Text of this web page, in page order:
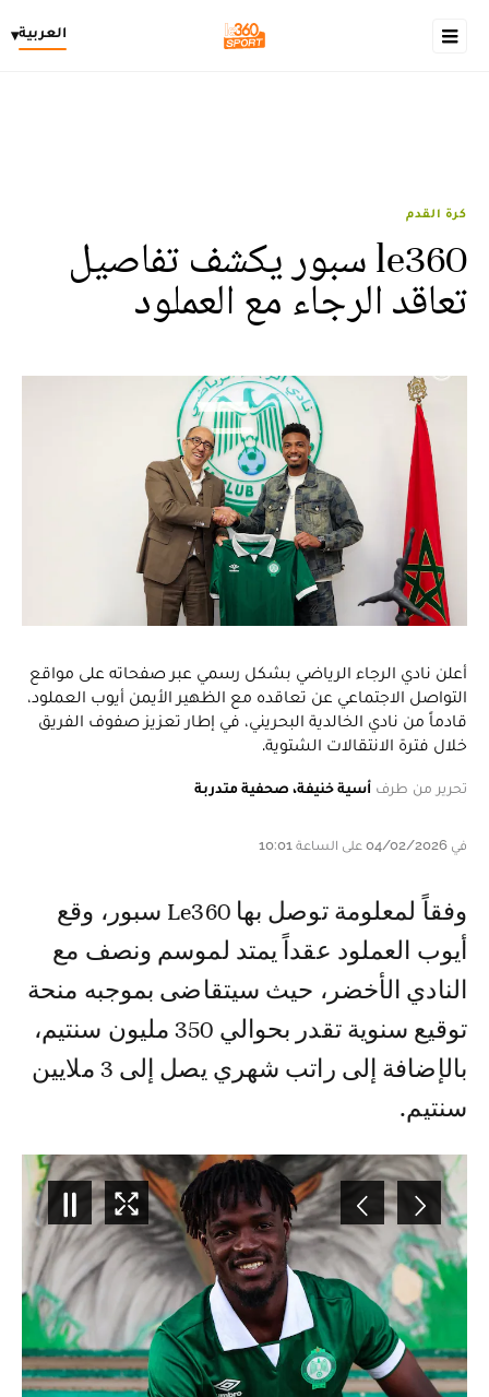
العربية▾
كرة القدم
le360 سبور يكشف تفاصيل
تعاقد الرجاء مع العملود
أعلن نادي الرجاء الرياضي بشكل رسمي عبر صفحاته على مواقع
التواصل الاجتماعي عن تعاقده مع الظهير الأيمن أيوب العملود،
قادماً من نادي الخالدية البحريني، في إطار تعزيز صفوف الفريق
خلال فترة الانتقالات الشتوية.
تحرير من طرف أسية خنيفة، صحفية متدربة
في 04/02/2026 على الساعة 10:01
وفقاً لمعلومة توصل بها Le360 سبور، وقع
أيوب العملود عقداً يمتد لموسم ونصف مع
النادي الأخضر، حيث سيتقاضى بموجبه منحة
توقيع سنوية تقدر بحوالي 350 مليون سنتيم،
بالإضافة إلى راتب شهري يصل إلى 3 ملايين
سنتيم.